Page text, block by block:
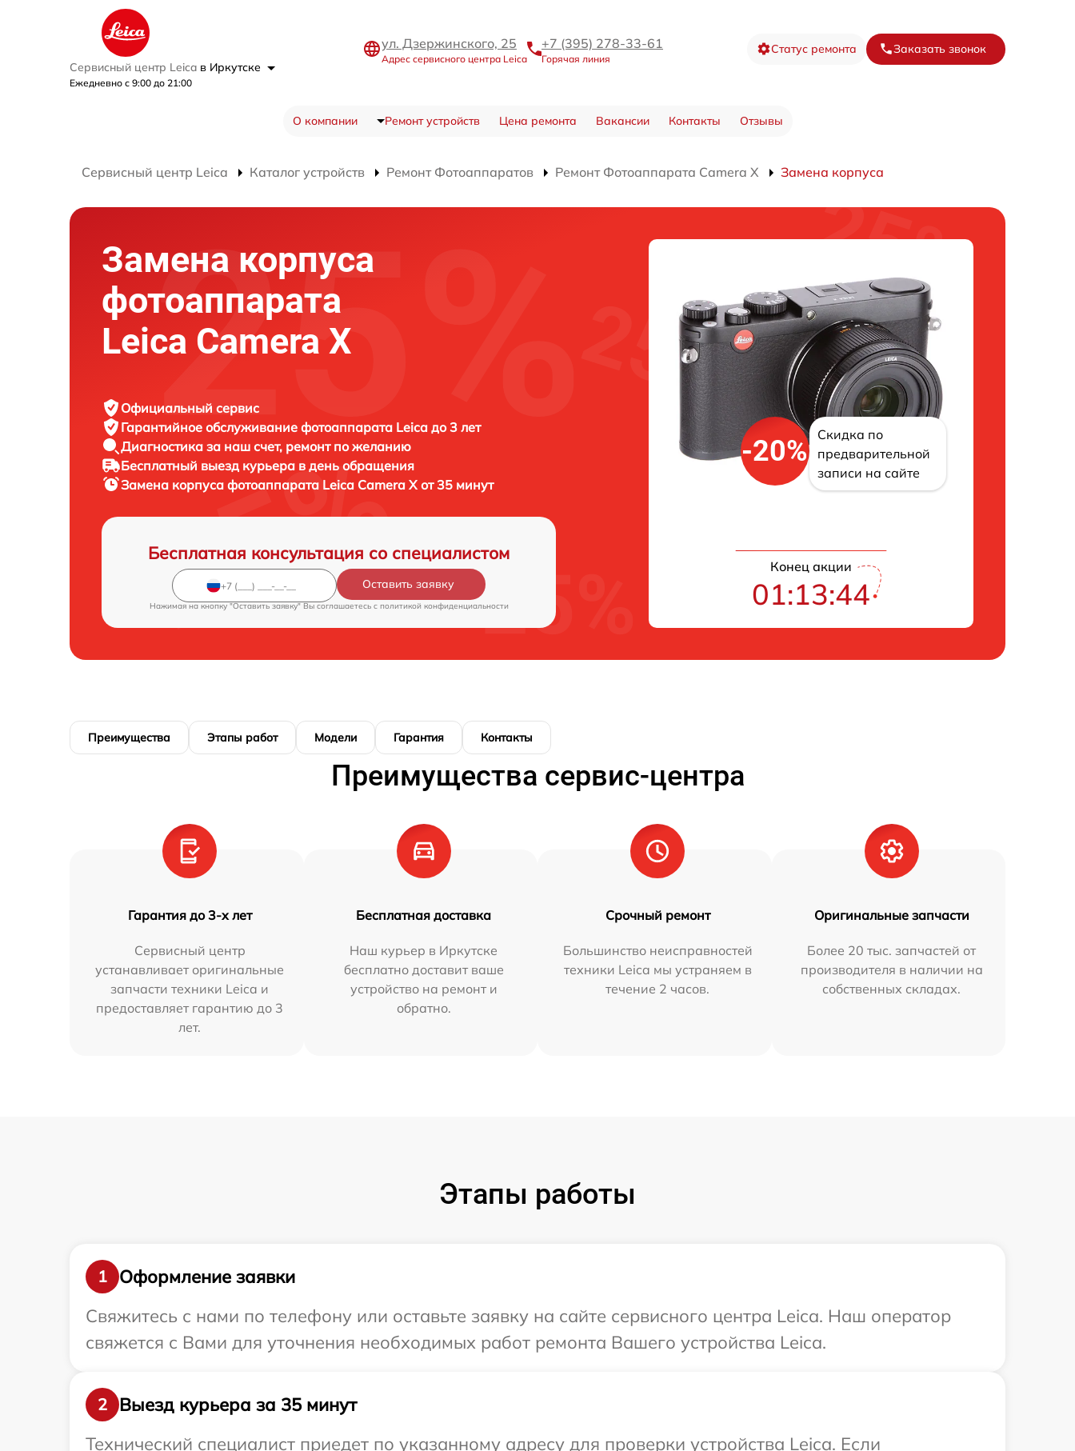
Сервисный центр Leica в Иркутске
Ежедневно с 9:00 до 21:00
ул. Дзержинского, 25
Адрес сервисного центра Leica
+7 (395) 278-33-61
Горячая линия
Статус ремонта Заказать звонок
О компании Ремонт устройств Цена ремонта Вакансии Контакты Отзывы
Сервисный центр Leica Каталог устройств Ремонт Фотоаппаратов Ремонт Фотоаппарата Camera X Замена корпуса
Замена корпуса
фотоаппарата
Leica Camera X
Официальный сервис
Гарантийное обслуживание фотоаппарата Leica до 3 лет
Диагностика за наш счет, ремонт по желанию
Бесплатный выезд курьера в день обращения
Замена корпуса фотоаппарата Leica Camera X от 35 минут
Бесплатная консультация со специалистом
Оставить заявку
Нажимая на кнопку "Оставить заявку" Вы соглашаетесь c политикой конфиденциальности
-20%
Скидка по
предварительной
записи на сайте
Конец акции
01:13:42
Преимущества Этапы работ Модели Гарантия Контакты
Преимущества сервис-центра
Гарантия до 3-х лет
Сервисный центр
устанавливает оригинальные
запчасти техники Leica и
предоставляет гарантию до 3
лет.
Бесплатная доставка
Наш курьер в Иркутске
бесплатно доставит ваше
устройство на ремонт и
обратно.
Срочный ремонт
Большинство неисправностей
техники Leica мы устраняем в
течение 2 часов.
Оригинальные запчасти
Более 20 тыс. запчастей от
производителя в наличии на
собственных складах.
Этапы работы
1
Оформление заявки
Свяжитесь с нами по телефону или оставьте заявку на сайте сервисного центра Leica. Наш оператор
свяжется с Вами для уточнения необходимых работ ремонта Вашего устройства Leica.
2
Выезд курьера за 35 минут
Технический специалист приедет по указанному адресу для проверки устройства Leica. Если